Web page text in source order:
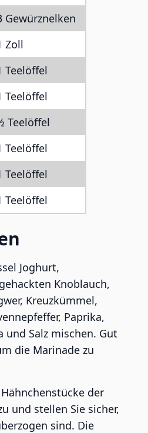
Gewürznelken
Zoll
Teelöffel
Teelöffel
Teelöffel
Teelöffel
Teelöffel
Teelöffel
Joghurt,
Knoblauch,
Kreuzkümmel,
Paprika,
und Salz mischen. Gut
die Marinade zu
der
und stellen Sie sicher,
sind. Die